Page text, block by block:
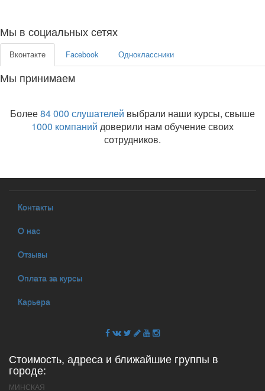
Мы в социальных сетях
Вконтакте Facebook Одноклассники
Мы принимаем
Более84 000 слушателей выбрали наши курсы, свыше
1000 компаний доверили нам обучение своих
сотрудников.
Контакты
О нас
Отзывы
Оплата за курсы
Карьера
Стоимость, адреса и ближайшие группы в
городе:
МИНСКАЯ